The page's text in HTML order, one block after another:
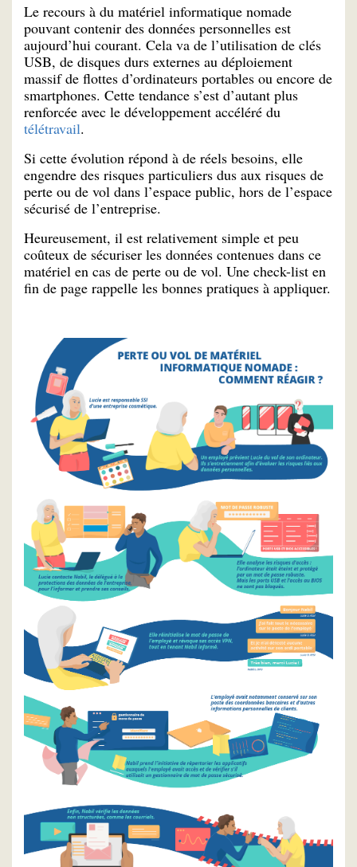
Le recours à du matériel informatique nomade
pouvant contenir des données personnelles est
aujourd’hui courant. Cela va de l’utilisation de clés
USB, de disques durs externes au déploiement
massif de flottes d’ordinateurs portables ou encore de
smartphones. Cette tendance s’est d’autant plus
renforcée avec le développement accéléré du
télétravail.
Si cette évolution répond à de réels besoins, elle
engendre des risques particuliers dus aux risques de
perte ou de vol dans l’espace public, hors de l’espace
sécurisé de l’entreprise.
Heureusement, il est relativement simple et peu
coûteux de sécuriser les données contenues dans ce
matériel en cas de perte ou de vol. Une check-list en
fin de page rappelle les bonnes pratiques à appliquer.